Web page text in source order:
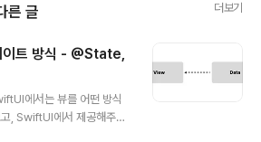
른 글 더보기
트 방식 - @State,
에서는 뷰를 어떤 방식
, SwiftUI에서 제공해주는